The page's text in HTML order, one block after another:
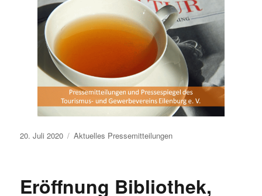
Veröffentlicht
20. Juli 2020 Aktuelles Pressemitteilungen
Eröffnung Bibliothek,